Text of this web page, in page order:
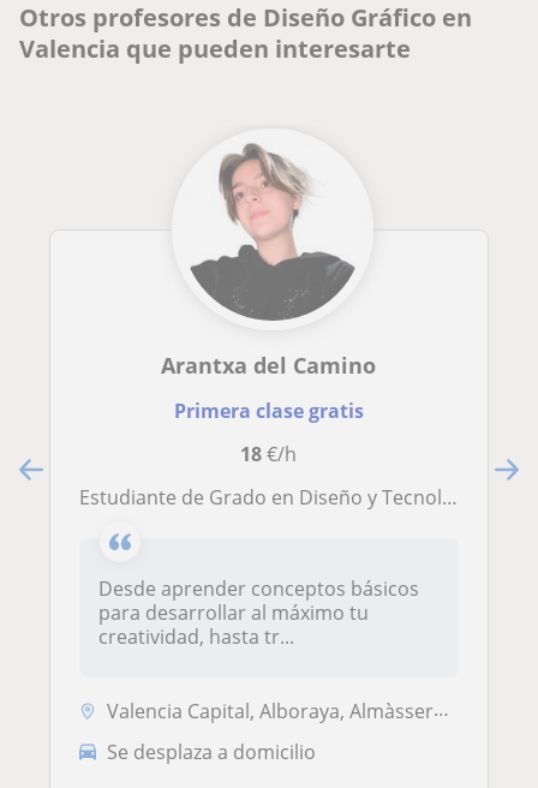
Otros profesores de Diseño Gráfico en
Valencia que pueden interesarte
Arantxa del Camino
Primera clase gratis
18€/h
Estudiante de Grado en Diseño y Tecnologías Creativas en la UPV, con 5 años de experiencia estudiando en el ámbito artístico
Desde aprender conceptos básicos
para desarrollar al máximo tu
creatividad, hasta tr...
Valencia Capital, Alboraya, Almàssera, Tavernes Blanques
Se desplaza a domicilio